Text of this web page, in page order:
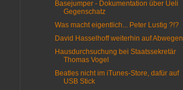
Basejumper - Dokumentation über Ueli
Gegenschatz
Was macht eigentlich... Peter Lustig ?!?
David Hasselhoff weiterhin auf Abwegen
Hausdurchsuchung bei Staatssekretär
Thomas Vogel
Beatles nicht im iTunes-Store, dafür auf
USB Stick